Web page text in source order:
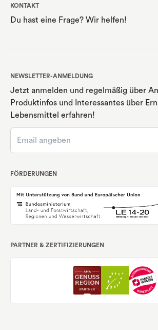
KONTAKT
Du hast eine Frage? Wir helfen!
NEWSLETTER-ANMELDUNG
Jetzt anmelden und regelmäßig über
Produktinfos und Interessantes über
Lebensmittel erfahren!
FÖRDERUNGEN
PARTNER & ZERTIFIZIERUNGEN